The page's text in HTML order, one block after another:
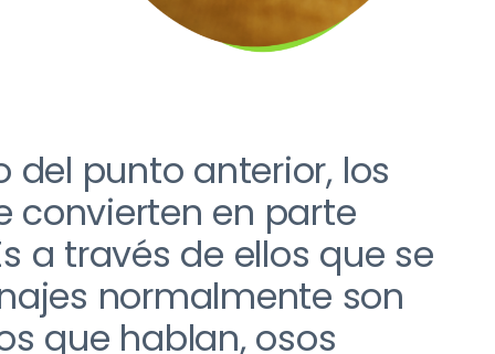
del punto anterior,los
convierten en parte
s a través de ellos que se
normalmente son
que hablan,osos